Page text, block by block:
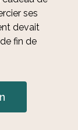
ses
devait
fin de